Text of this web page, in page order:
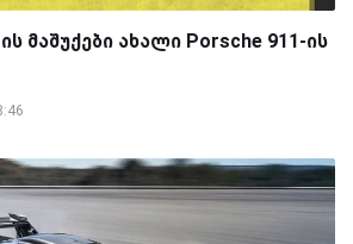
მაშუქები ახალი Porsche 911-ის